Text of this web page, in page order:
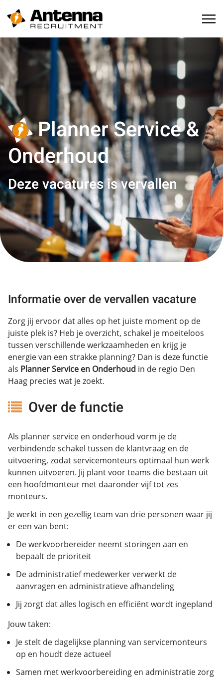
Planner Service &
Onderhoud
Deze vacatures is vervallen
Informatie over de vervallen vacature
Zorg jij ervoor dat alles op het juiste moment op de
juiste plek is? Heb je overzicht, schakel je moeiteloos
tussen verschillende werkzaamheden en krijg je
energie van een strakke planning? Dan is deze functie
als Planner Service en Onderhoud in de regio Den
Haag precies wat je zoekt.
Over de functie
Als planner service en onderhoud vorm je de
verbindende schakel tussen de klantvraag en de
uitvoering, zodat servicemonteurs optimaal hun werk
kunnen uitvoeren. Jij plant voor teams die bestaan uit
een hoofdmonteur met daaronder vijf tot zes
monteurs.
Je werkt in een gezellig team van drie personen waar jij
er een van bent:
De werkvoorbereider neemt storingen aan en
bepaalt de prioriteit
De administratief medewerker verwerkt de
aanvragen en administratieve afhandeling
Jij zorgt dat alles logisch en efficiënt wordt ingepland
Jouw taken:
Je stelt de dagelijkse planning van servicemonteurs
op en houdt deze actueel
Samen met werkvoorbereiding en administratie zorg